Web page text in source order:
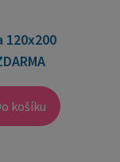
120x200
košíku